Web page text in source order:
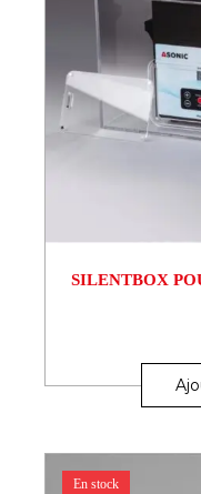
SILENTBOX
En stock